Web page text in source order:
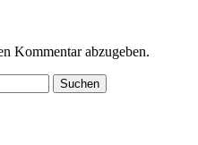
Kommentar abzugeben.